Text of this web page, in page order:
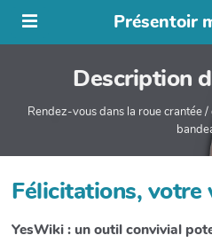
Présentoir
Description
Rendez-vous dans la roue crantée
Félicitations, votre
YesWiki : un outil convivial